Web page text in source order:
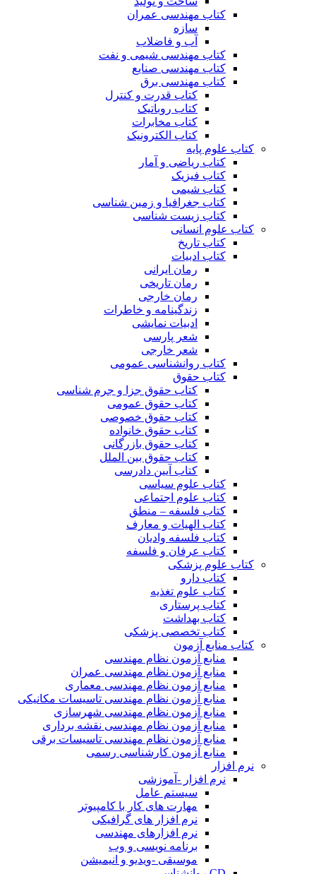
کتاب مهندسی عمران
سازه
آب و فاضلاب
کتاب مهندسی شیمی و نفت
کتاب مهندسی صنایع
کتاب مهندسی برق
کتاب قدرت و کنترل
کتاب روباتیک
کتاب مخابرات
کتاب الکترونیک
کتاب علوم پایه
کتاب ریاضی و آمار
کتاب فیزیک
کتاب شیمی
کتاب جغرافیا و زمین شناسی
کتاب زیست شناسی
کتاب علوم انسانی
کتاب تاریخ
کتاب ادبیات
رمان ایرانی
رمان تاریخی
رمان خارجی
زندگینامه و خاطرات
ادبیات نمایشی
شعر پارسی
شعر خارجی
کتاب روانشناسی عمومی
کتاب حقوق
کتاب حقوق جزا و جرم شناسی
کتاب حقوق عمومی
کتاب حقوق خصوصی
کتاب حقوق خانواده
کتاب حقوق بازرگانی
کتاب حقوق بین الملل
کتاب آیین دادرسی
کتاب علوم سیاسی
کتاب علوم اجتماعی
کتاب فلسفه – منطق
کتاب الهیات و معارف
کتاب فلسفه وادیان
کتاب عرفان و فلسفه
کتاب علوم پزشکی
کتاب دارو
کتاب علوم تغذیه
کتاب پرستاری
کتاب بهداشت
کتاب تخصصی پزشکی
کتاب منابع آزمون
منابع آزمون نظام مهندسی
منابع آزمون نظام مهندسی عمران
منابع آزمون نظام مهندسی معماری
منابع آزمون نظام مهندسی تاسیسات مکانیکی
منابع آزمون نظام مهندسی شهرسازی
منابع آزمون نظام مهندسی نقشه برداری
منابع آزمون نظام مهندسی تاسیسات برقی
منابع آزمون کارشناسی رسمی
نرم افزار
نرم افزار -آموزشی
سیستم عامل
مهارت های کار با کامپیوتر
نرم افزار های گرافیکی
نرم افزارهای مهندسی
برنامه نویسی و وب
موسیقی -ویدیو و انیمیشن